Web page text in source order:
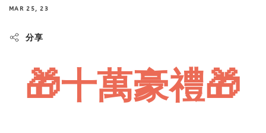
MAR 25, 23
分享
🎁十萬豪禮🎁